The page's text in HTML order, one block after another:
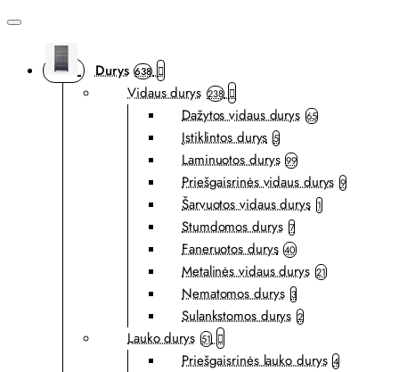
Durys 638
Vidaus durys 238
Dažytos vidaus durys 65
Įstiklintos durys 5
Laminuotos durys 99
Priešgaisrinės vidaus durys 9
Šarvuotos vidaus durys 1
Stumdomos durys 7
Faneruotos durys 40
Metalinės vidaus durys 21
Nematomos durys 3
Sulankstomos durys 2
Lauko durys 51
Priešgaisrinės lauko durys 4